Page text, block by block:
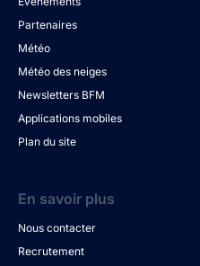
Partenaires
Météo
Météo des neiges
Newsletters BFM
Applications mobiles
Plan du site
En savoir plus
Nous contacter
Recrutement